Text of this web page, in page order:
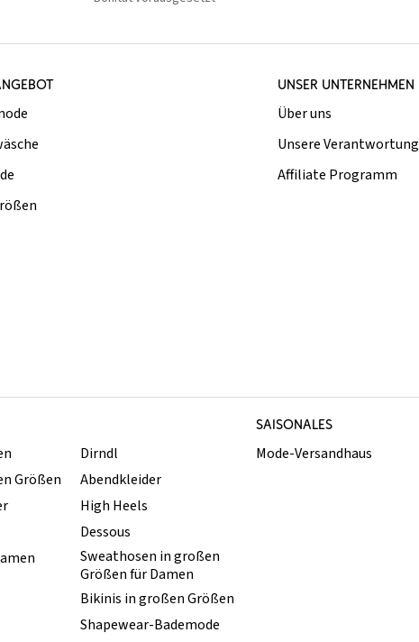
UNSER UNTERNEHMEN
Über uns
Unsere Verantwortung
Affiliate Programm
SAISONALES
Größen
Dirndl
Abendkleider
High Heels
Dessous
Sweathosen in großen
Größen für Damen
Mode-Versandhaus
Bikinis in großen Größen
Shapewear-Bademode